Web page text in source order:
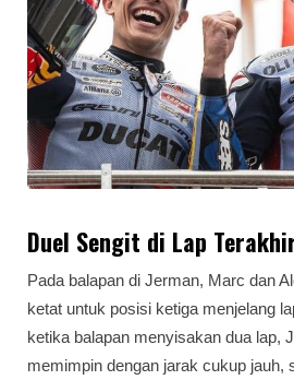
Duel Sengit di Lap
Pada balapan di Jerman, Marc dan
ketat untuk posisi ketiga menjelang
ketika balapan menyisakan dua lap,
memimpin dengan jarak cukup jauh,